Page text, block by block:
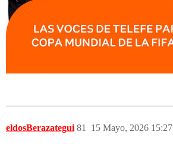
eldosBerazategui 15 Mayo, 2026 15:27
81